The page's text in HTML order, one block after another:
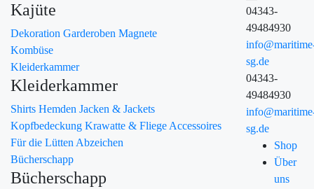
Kajüte
Dekoration Garderoben Magnete
Kombüse
Kleiderkammer
Kleiderkammer
Shirts Hemden Jacken & Jackets
Kopfbedeckung Krawatte & Fliege Accessoires
Für die Lütten Abzeichen
Bücherschapp
Bücherschapp
04343-
49484930
sg.de
04343-
49484930
sg.de
Shop
Über
uns